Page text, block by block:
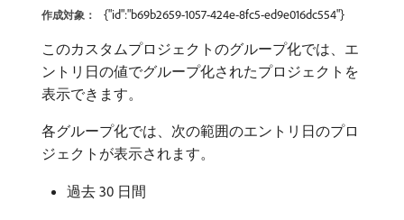
作成対象： {"id":"b69b2659-1057-424e-8fc5-ed9e016dc554"}
このカスタムプロジェクトのグループ化では、エ
ントリ日の値でグループ化されたプロジェクトを
表示できます。
各グループ化では、次の範囲のエントリ日のプロ
ジェクトが表示されます。
過去 30 日間